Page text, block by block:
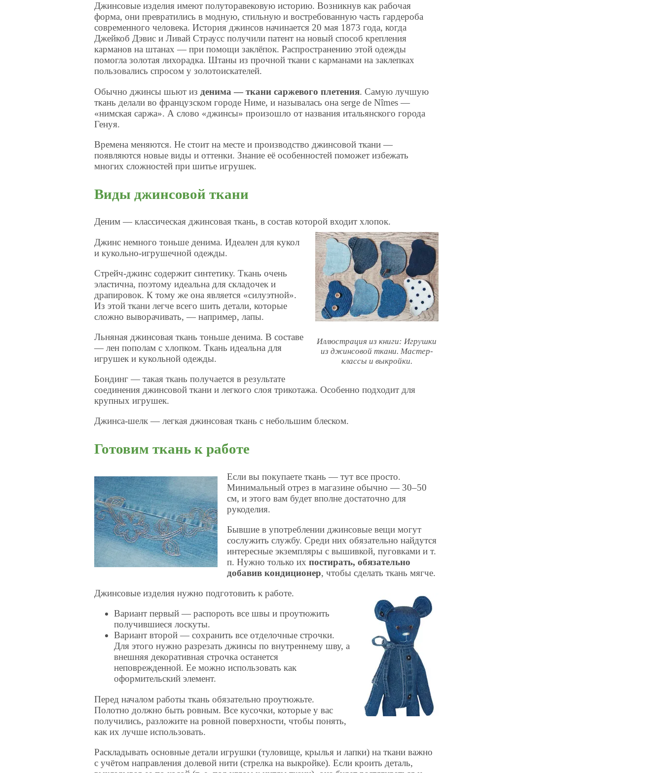
Джинсовые изделия имеют полуторавековую историю. Возникнув как рабочая
форма, они превратились в модную, стильную и востребованную часть гардероба
современного человека. История джинсов начинается 20 мая 1873 года, когда
Джейкоб Дэвис и Ливай Страусс получили патент на новый способ крепления
карманов на штанах — при помощи заклёпок. Распространению этой одежды
помогла золотая лихорадка. Штаны из прочной ткани c карманами на заклепках
пользовались спросом у золотоискателей.
Обычно джинсы шьют из денима — ткани саржевого плетения. Самую лучшую
ткань делали во французском городе Ниме, и называлась она serge de Nîmes —
«нимская саржа». А слово «джинсы» произошло от названия итальянского города
Генуя.
Времена меняются. Не стоит на месте и производство джинсовой ткани —
появляются новые виды и оттенки. Знание её особенностей поможет избежать
многих сложностей при шитье игрушек.
Виды джинсовой ткани
Деним — классическая джинсовая ткань, в состав которой входит хлопок.
Иллюстрация из книги: Игрушки
из джинсовой ткани. Мастер-
классы и выкройки.
Джинс немного тоньше денима. Идеален для кукол
и кукольно-игрушечной одежды.
Стрейч-джинс содержит синтетику. Ткань очень
эластична, поэтому идеальна для складочек и
драпировок. К тому же она является «силуэтной».
Из этой ткани легче всего шить детали, которые
сложно выворачивать, — например, лапы.
Льняная джинсовая ткань тоньше денима. В составе
— лен пополам с хлопком. Ткань идеальна для
игрушек и кукольной одежды.
Бондинг — такая ткань получается в результате
соединения джинсовой ткани и легкого слоя трикотажа. Особенно подходит для
крупных игрушек.
Джинса-шелк — легкая джинсовая ткань с небольшим блеском.
Готовим ткань к работе
Если вы покупаете ткань — тут все просто.
Минимальный отрез в магазине обычно — 30–50
см, и этого вам будет вполне достаточно для
рукоделия.
Бывшие в употреблении джинсовые вещи могут
сослужить службу. Среди них обязательно найдутся
интересные экземпляры с вышивкой, пуговками и т.
п. Нужно только ихпостирать, обязательно
добавив кондиционер, чтобы сделать ткань мягче.
Джинсовые изделия нужно подготовить к работе.
Вариант первый — распороть все швы и проутюжить
получившиеся лоскуты.
Вариант второй — сохранить все отделочные строчки.
Для этого нужно разрезать джинсы по внутреннему шву, а
внешняя декоративная строчка останется
неповрежденной. Ее можно использовать как
оформительский элемент.
Перед началом работы ткань обязательно проутюжьте.
Полотно должно быть ровным. Все кусочки, которые у вас
получились, разложите на ровной поверхности, чтобы понять,
как их лучше использовать.
Раскладывать основные детали игрушки (туловище, крылья и лапки) на ткани важно
с учётом направления долевой нити (стрелка на выкройке). Если кроить деталь,